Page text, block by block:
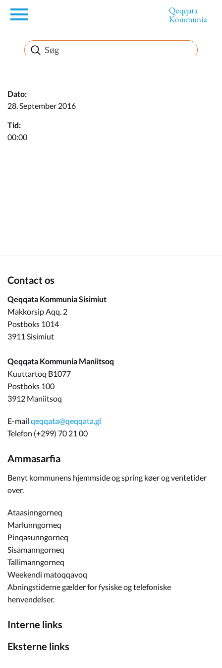
en
Borger
Dato:
28. September 2016
Tid:
00:00
Contact os
Qeqqata Kommunia Sisimiut
Makkorsip Aqq. 2
Postboks 1014
3911 Sisimiut
Qeqqata Kommunia Maniitsoq
Kuuttartoq B1077
Postboks 100
3912 Maniitsoq
E-mail qeqqata@qeqqata.gl
Telefon (+299) 70 21 00
Ammasarfia
Benyt kommunens hjemmside og spring køer og ventetider
over.
Ataasinngorneq
Marlunngorneq
Pinqasunngorneq
Sisamanngorneq
Tallimanngorneq
Weekendi matoqqavoq
Abningstiderne gælder for fysiske og telefoniske
henvendelser.
Interne links
Eksterne links